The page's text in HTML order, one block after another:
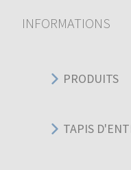
INFORMATIONS
PRODUITS
TAPIS